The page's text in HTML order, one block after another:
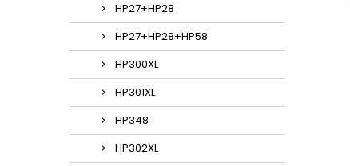
HP27+HP28
HP27+HP28+HP58
HP300XL
HP301XL
HP348
HP302XL